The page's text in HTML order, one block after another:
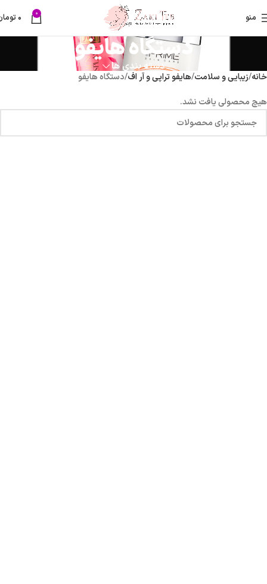
منو 0 ۰
دستگاه هایفو
دسته بندی ها
خانه زیبایی و سلامت هایفو تراپی و آر اف دستگاه هایفو
هیچ محصولی یافت نشد.